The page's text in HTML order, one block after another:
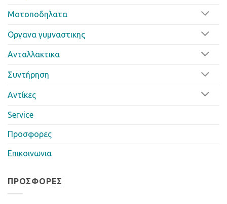
Μοτοποδηλατα
Οργανα γυμναστικης
Ανταλλακτικα
Συντήρηση
Αντίκες
Service
Προσφορες
Επικοινωνια
ΠΡΟΣΦΟΡΈΣ